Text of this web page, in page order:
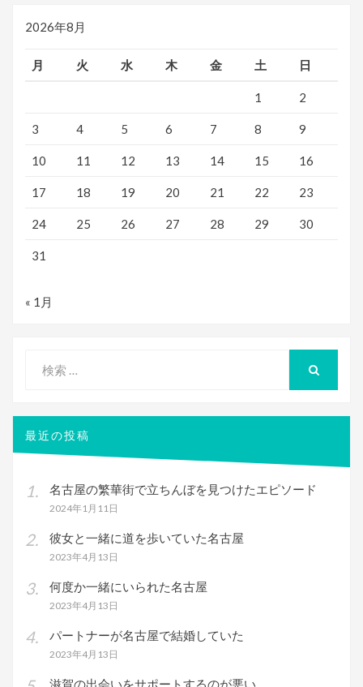
2026年8月
月 火 水 木 金 土 日
1 2
3 4 5 6 7 8 9
10 11 12 13 14 15 16
17 18 19 20 21 22 23
24 25 26 27 28 29 30
31
« 1月
象:
最近の投稿
名古屋の繁華街で立ちんぼを見つけたエピソード
2024年1月11日
彼女と一緒に道を歩いていた名古屋
2023年4月13日
何度か一緒にいられた名古屋
2023年4月13日
パートナーが名古屋で結婚していた
2023年4月13日